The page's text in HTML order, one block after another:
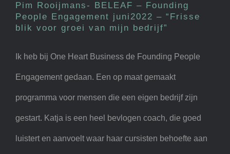
groei van mijn bedrijf”
Pim Rooijmans- BELEAF – Founding
People Engagement juni2022 – “Frisse
blik voor groei van mijn bedrijf”
Ik heb bij One Heart Business de Founding People
Engagement gedaan. Een op maat gemaakt
programma voor mensen die een eigen bedrijf zijn
gestart. Katja is een heel bevlogen coach, die goed
luistert en aanvoelt waar haar cursisten behoefte aan